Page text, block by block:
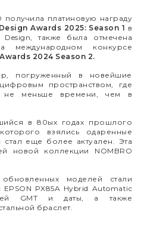
получила платиновую награду
Awards 2025: Season 1 в
также была отмечена
международном конкурсе
2024 Season 2.
погруженный в новейшие
пространством, где
не меньше времени, чем в
в 80ых годах прошлого
взялись одаренные
стал еще более актуален. Эта
новой коллекции NOMBRO
моделей стали
PX85A Hybrid Automatic
GMT и даты, а также
браслет.